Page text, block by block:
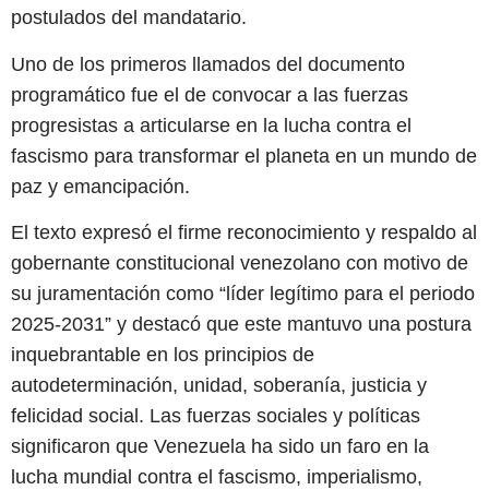
postulados del mandatario.
Uno de los primeros llamados del documento
programático fue el de convocar a las fuerzas
progresistas a articularse en la lucha contra el
fascismo para transformar el planeta en un mundo de
paz y emancipación.
El texto expresó el firme reconocimiento y respaldo al
gobernante constitucional venezolano con motivo de
su juramentación como “líder legítimo para el periodo
2025-2031” y destacó que este mantuvo una postura
inquebrantable en los principios de
autodeterminación, unidad, soberanía, justicia y
felicidad social. Las fuerzas sociales y políticas
significaron que Venezuela ha sido un faro en la
lucha mundial contra el fascismo, imperialismo,